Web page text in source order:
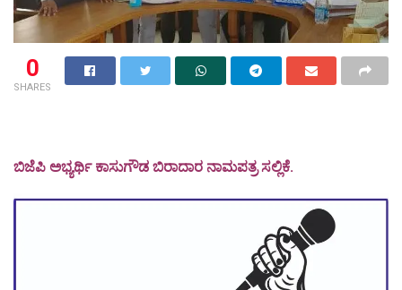
0
SHARES
ಬಿಜೆಪಿ ಅಭ್ಯರ್ಥಿ ಕಾಸುಗೌಡ ಬಿರಾದಾರ ನಾಮಪತ್ರ ಸಲ್ಲಿಕೆ.